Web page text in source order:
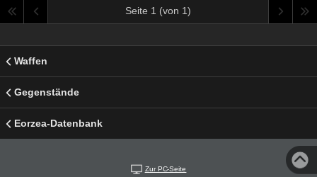
Seite 1 (von 1)
Waffen
Gegenstände
Eorzea-Datenbank
Zur PC-Seite